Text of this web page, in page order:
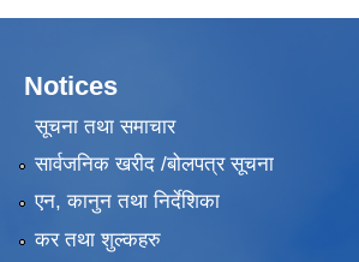
Notices
सूचना तथा समाचार
सार्वजनिक खरीद /बोलपत्र सूचना
एन, कानुन तथा निर्देशिका
कर तथा शुल्कहरु